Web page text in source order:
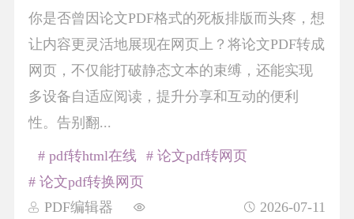
你是否曾因论文PDF格式的死板排版而头疼，想
让内容更灵活地展现在网页上？将论文PDF转成
网页，不仅能打破静态文本的束缚，还能实现
多设备自适应阅读，提升分享和互动的便利
性。告别翻...
PDF编辑器 2026-07-11
# pdf转html在线
# 论文pdf转网页
# 论文pdf转换网页